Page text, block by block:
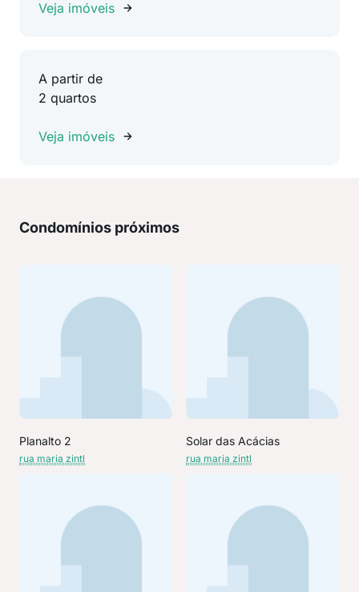
Veja imóveis
A partir de
2 quartos
Veja imóveis
Condomínios próximos
Planalto 2
rua maria zintl
Solar das Acácias
rua maria zintl